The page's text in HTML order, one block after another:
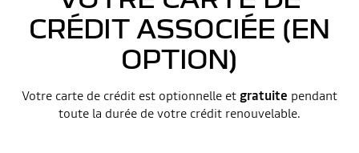
CRÉDIT ASSOCIÉE (EN
OPTION)
Votre carte de crédit est optionnelle et gratuite pendant
toute la durée de votre crédit renouvelable.